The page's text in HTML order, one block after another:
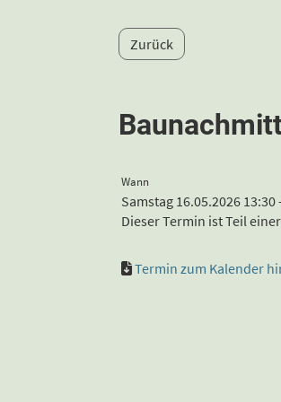
Zurück
Wann
Samstag 16.05.2026 13:30
Dieser Termin ist Teil einer
Termin zum Kalender